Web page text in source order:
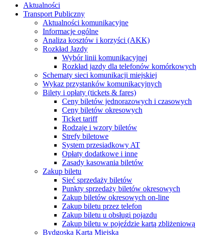
Aktualności
Transport Publiczny
Aktualności komunikacyjne
Informacje ogólne
Analiza kosztów i korzyści (AKK)
Rozkład Jazdy
Wybór linii komunikacyjnej
Rozkład jazdy dla telefonów komórkowych
Schematy sieci komunikacji miejskiej
Wykaz przystanków komunikacyjnych
Bilety i opłaty (tickets & fares)
Ceny biletów jednorazowych i czasowych
Ceny biletów okresowych
Ticket tariff
Rodzaje i wzory biletów
Strefy biletowe
System przesiadkowy AT
Opłaty dodatkowe i inne
Zasady kasowania biletów
Zakup biletu
Sieć sprzedaży biletów
Punkty sprzedaży biletów okresowych
Zakup biletów okresowych on-line
Zakup biletu przez telefon
Zakup biletu u obsługi pojazdu
Zakup biletu w pojeździe kartą zbliżeniową
Bydgoska Karta Miejska